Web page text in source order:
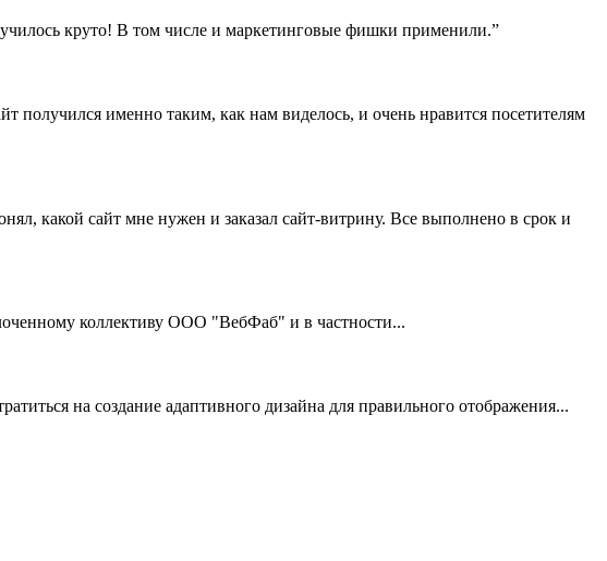
круто! В том числе и маркетинговые фишки применили.”
именно таким, как нам виделось, и очень нравится посетителям
какой сайт мне нужен и заказал сайт-витрину. Все выполнено в срок и
коллективу ООО "ВебФаб" и в частности...
на создание адаптивного дизайна для правильного отображения...